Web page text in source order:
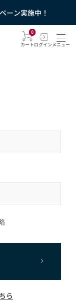
ーン実施中！
0
カートログインメニュー
ら